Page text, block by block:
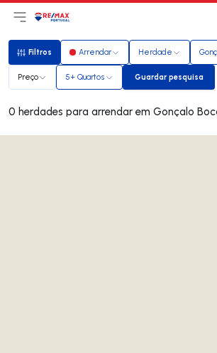
Abri menu principal
LogoIr para página inicial
Filtros
Filtros Arrendar Herdade
Preço 5+ Quartos Guardar
Guardar pesquisa
0 herdades para arrendar em Gonçalo